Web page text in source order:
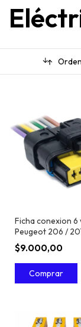
Ficha conexion 6
Peugeot 206 /
$9.000,00